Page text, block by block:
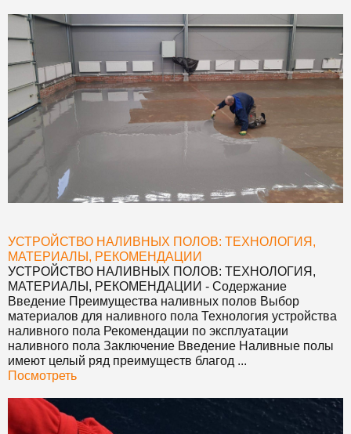
УСТРОЙСТВО НАЛИВНЫХ ПОЛОВ: ТЕХНОЛОГИЯ,
МАТЕРИАЛЫ, РЕКОМЕНДАЦИИ
УСТРОЙСТВО НАЛИВНЫХ ПОЛОВ: ТЕХНОЛОГИЯ,
МАТЕРИАЛЫ, РЕКОМЕНДАЦИИ - Содержание
Введение Преимущества наливных полов Выбор
материалов для наливного пола Технология устройства
наливного пола Рекомендации по эксплуатации
наливного пола Заключение Введение Наливные полы
имеют целый ряд преимуществ благод ...
Посмотреть